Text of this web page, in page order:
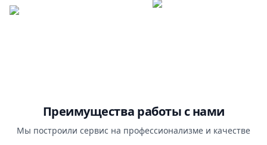
Преимущества работы с нами
Мы построили сервис на профессионализме и качестве